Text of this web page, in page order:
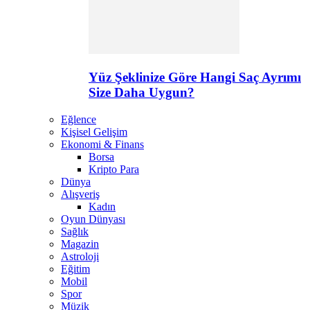
Yüz Şeklinize Göre Hangi Saç Ayrımı
Size Daha Uygun?
Eğlence
Kişisel Gelişim
Ekonomi & Finans
Borsa
Kripto Para
Dünya
Alışveriş
Kadın
Oyun Dünyası
Sağlık
Magazin
Astroloji
Eğitim
Mobil
Spor
Müzik